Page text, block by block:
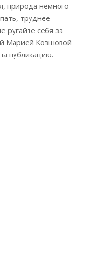
природа немного
труднее
ругайте себя за
Марией Ковшовой
публикацию.